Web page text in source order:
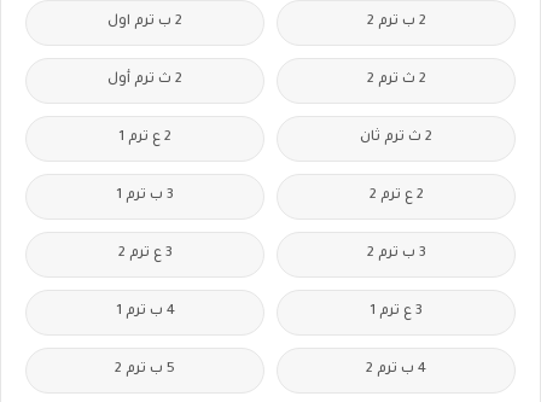
2 ب ترم 2 2 ب ترم اول
2 ث ترم 2 2 ث ترم أول
2 ث ترم ثان 2 ع ترم 1
2 ع ترم 2 3 ب ترم 1
3 ب ترم 2 3 ع ترم 2
3 ع ترم 1 4 ب ترم 1
4 ب ترم 2 5 ب ترم 2